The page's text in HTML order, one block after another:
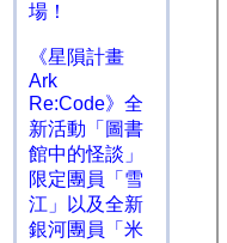
場！
《星隕計畫
Ark
Re:Code》全
新活動「圖書
館中的怪談」
限定團員「雪
江」以及全新
銀河團員「米